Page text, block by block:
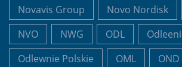
Novavis Group
Novo Nordisk
NVO
NWG ODL
Odlewnie Polskie
OML OND